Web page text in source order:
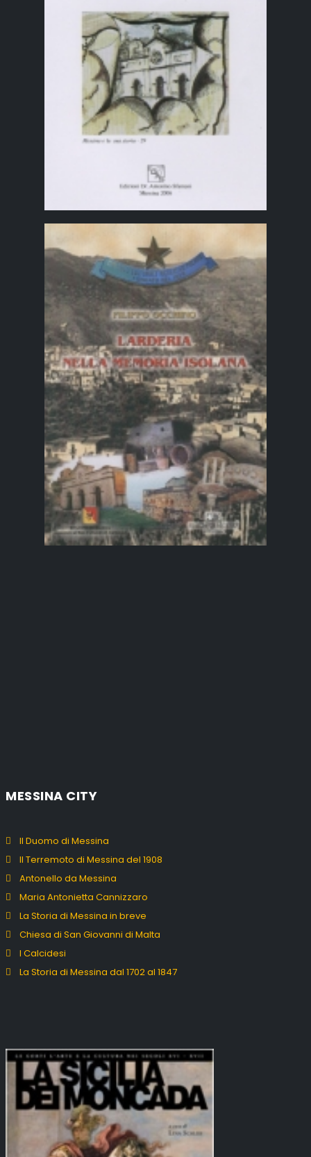
MESSINA CITY
Il Duomo di Messina
Il Terremoto di Messina del 1908
Antonello da Messina
Maria Antonietta Cannizzaro
La Storia di Messina in breve
Chiesa di San Giovanni di Malta
I Calcidesi
La Storia di Messina dal 1702 al 1847